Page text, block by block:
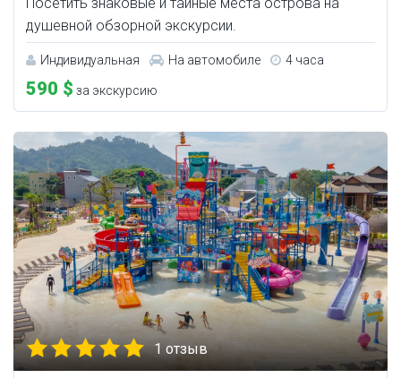
душевной обзорной экскурсии.
Индивидуальная На автомобиле 4 часа
590 $ за экскурсию
1 отзыв